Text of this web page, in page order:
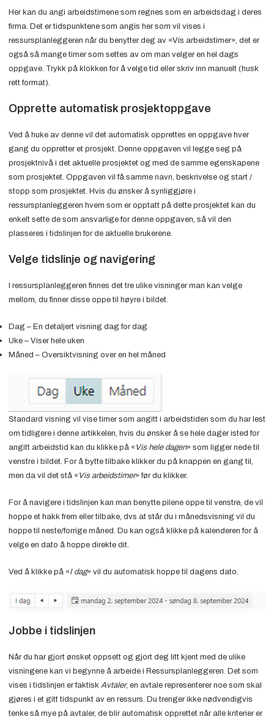
Her kan du angi arbeidstimene som regnes som en arbeidsdag i deres
firma. Det er tidspunktene som angis her som vil vises i
ressursplanleggeren når du benytter deg av «Vis arbeidstimer», det er
også så mange timer som settes av om man velger en hel dags
oppgave. Trykk på klokken for å velge tid eller skriv inn manuelt (husk
rett format).
Opprette automatisk prosjektoppgave
Ved å huke av denne vil det automatisk opprettes en oppgave hver
gang du oppretter et prosjekt. Denne oppgaven vil legge seg på
prosjektnivå i det aktuelle prosjektet og med de samme egenskapene
som prosjektet. Oppgaven vil få samme navn, beskrivelse og start /
stopp som prosjektet. Hvis du ønsker å synliggjøre i
ressursplanleggeren hvem som er opptatt på dette prosjektet kan du
enkelt sette de som ansvarlige for denne oppgaven, så vil den
plasseres i tidslinjen for de aktuelle brukerene.
Velge tidslinje og navigering
I ressursplanleggeren finnes det tre ulike visninger man kan velge
mellom, du finner disse oppe til høyre i bildet.
Dag – En detaljert visning dag for dag
Uke – Viser hele uken
Måned – Oversiktvisning over en hel måned
Standard visning vil vise timer som angitt i arbeidstiden som du har lest
om tidligere i denne artikkelen, hvis du ønsker å se hele dager isted for
angitt arbeidstid kan du klikke på « Vis hele dagen» som ligger nede til
venstre i bildet. For å bytte tilbake klikker du på knappen en gang til,
men da vil det stå « Vis arbeidstimer» før du klikker.
For å navigere i tidslinjen kan man benytte pilene oppe til venstre, de vil
hoppe et hakk frem eller tilbake, dvs at står du i månedsvisning vil du
hoppe til neste/forrige måned. Du kan også klikke på kalenderen for å
velge en dato å hoppe direkte dit.
Ved å klikke på «I dag» vil du automatisk hoppe til dagens dato.
Jobbe i tidslinjen
Når du har gjort ønsket oppsett og gjort deg litt kjent med de ulike
visningene kan vi begynne å arbeide i Ressursplanleggeren. Det som
vises i tidslinjen er faktisk Avtaler, en avtale representerer noe som skal
gjøres i et gitt tidspunkt av en ressurs. Du trenger ikke nødvendigvis
tenke så mye på avtaler, de blir automatisk opprettet når alle kriterier er